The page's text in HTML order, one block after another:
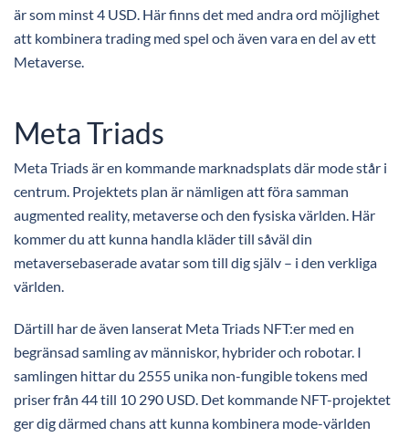
är som minst 4 USD. Här finns det med andra ord möjlighet
att kombinera trading med spel och även vara en del av ett
Metaverse.
Meta Triads
Meta Triads är en kommande marknadsplats där mode står i
centrum. Projektets plan är nämligen att föra samman
augmented reality, metaverse och den fysiska världen. Här
kommer du att kunna handla kläder till såväl din
metaversebaserade avatar som till dig själv – i den verkliga
världen.
Därtill har de även lanserat Meta Triads NFT:er med en
begränsad samling av människor, hybrider och robotar. I
samlingen hittar du 2555 unika non-fungible tokens med
priser från 44 till 10 290 USD. Det kommande NFT-projektet
ger dig därmed chans att kunna kombinera mode-världen